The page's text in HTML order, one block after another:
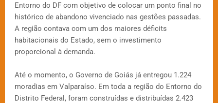
Entorno do DF com objetivo de colocar um ponto final no
histórico de abandono vivenciado nas gestões passadas.
A região contava com um dos maiores déficits
habitacionais do Estado, sem o investimento
proporcional à demanda.
Até o momento, o Governo de Goiás já entregou 1.224
moradias em Valparaíso. Em toda a região do Entorno do
Distrito Federal, foram construídas e distribuídas 2.423